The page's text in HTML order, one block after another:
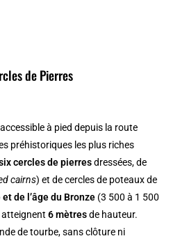
de Pierres
à pied depuis la route
préhistoriques les plus riches
cercles de pierresdressées, de
cairns) et de cercles de poteaux de
de l’âge du Bronze (3 500 à 1 500
atteignent6 mètresde hauteur.
de tourbe, sans clôture ni